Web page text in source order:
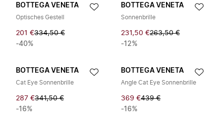
BOTTEGA VENETA
Optisches Gestell
201 €334,50 €
-40%
BOTTEGA VENETA
Sonnenbrille
231,50 €263,50 €
-12%
BOTTEGA VENETA
Cat Eye Sonnenbrille
287 €341,50 €
-16%
BOTTEGA VENETA
Angle Cat Eye Sonnenbrille
369 €439 €
-16%